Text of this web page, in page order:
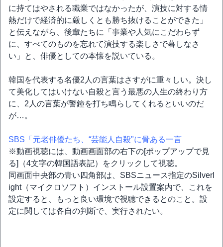
に持てはやされる職業ではなかったが、演技に対する情
熱だけで経済的に厳しくとも勝ち抜けることができた」
と伝えながら、後輩たちに「事業や人気にこだわらず
に、すべてのものを忘れて演技する楽しさで暮しなさ
い」と、俳優としての本懐を説いている。
韓国を代表する名優2人の言葉はさすがに重々しい。決し
て美化してはいけない自殺と言う最悪の人生の終わり方
に、2人の言葉が警鐘を打ち鳴らしてくれるといいのだ
が…。
SBS「元老俳優たち、“芸能人自殺"に骨ある一言
※動画視聴には、動画画面部の右下の[ポップアップで見
る]（4文字の韓国語表記）をクリックして視聴。
同画面中央部の青い四角部は、SBSニュース指定のSilverl
ight（マイクロソフト）インストール設置案内で、これを
設定すると、もっと良い環境で視聴できるとのこと。設
定に関しては各自の判断で、実行されたい。